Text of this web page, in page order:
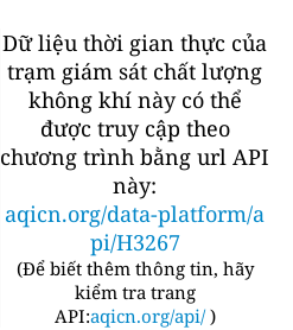
Dữ liệu thời gian thực của
trạm giám sát chất lượng
không khí này có thể
được truy cập theo
chương trình bằng url API
này:
aqicn.org/data-platform/a
pi/H3267
(Để biết thêm thông tin, hãy
kiểm tra trang
API:aqicn.org/api/ )